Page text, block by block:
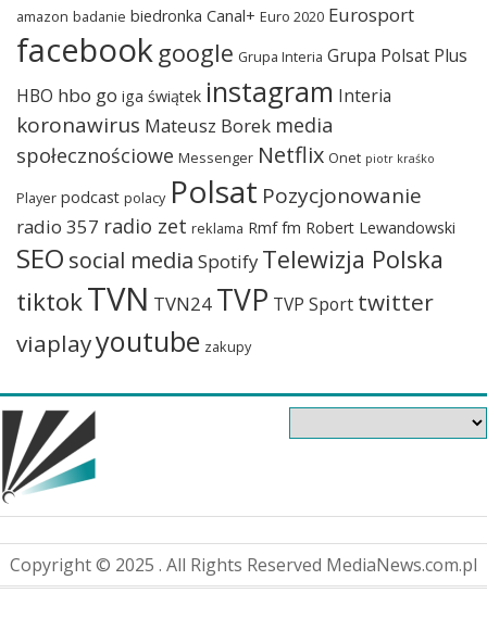
amazon badanie biedronka Canal+ Euro 2020 Eurosport
facebook google Grupa Interia Grupa Polsat Plus
HBO hbo go iga świątek instagram Interia
koronawirus Mateusz Borek media
społecznościowe Messenger Netflix Onet piotr kraśko
Player podcast polacy Polsat Pozycjonowanie
radio 357 radio zet reklama Rmf fm Robert Lewandowski
SEO social media Spotify Telewizja Polska
tiktokTVN TVN24 TVP TVP Sport twitter
viaplayyoutube zakupy
Copyright © 2025 . All Rights Reserved MediaNews.com.pl